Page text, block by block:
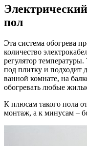
пол
Эта система обогрева
количество
регулятор
под плитку и подходит
ванной комнате, на
обогревать любые
К плюсам такого пола
монтаж, а к минусам –